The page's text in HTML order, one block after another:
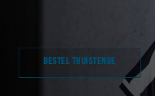
BESTEL THUISTENUE